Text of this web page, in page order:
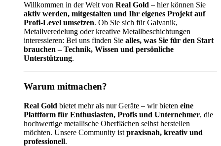
Willkommen in der Welt von Real Gold – hier können Sie
aktiv werden, mitgestalten und Ihr eigenes Projekt auf
Profi-Level umsetzen. Ob Sie sich für Galvanik,
Metallveredelung oder kreative Metallbeschichtungen
interessieren: Bei uns finden Sie alles, was Sie für den Start
brauchen – Technik, Wissen und persönliche
Unterstützung.
Warum mitmachen?
Real Gold bietet mehr als nur Geräte – wir bieten eine
Plattform für Enthusiasten, Profis und Unternehmer, die
hochwertige metallische Oberflächen selbst herstellen
möchten. Unsere Community ist praxisnah, kreativ und
professionell.